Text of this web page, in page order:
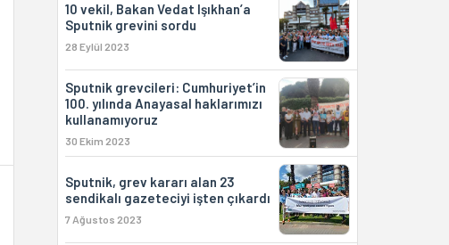
10 vekil, Bakan Vedat Işıkhan’a
Sputnik grevini sordu
28 Eylül 2023
Sputnik grevcileri: Cumhuriyet’in
100. yılında Anayasal haklarımızı
kullanamıyoruz
30 Ekim 2023
Sputnik, grev kararı alan 23
sendikalı gazeteciyi işten çıkardı
7 Ağustos 2023